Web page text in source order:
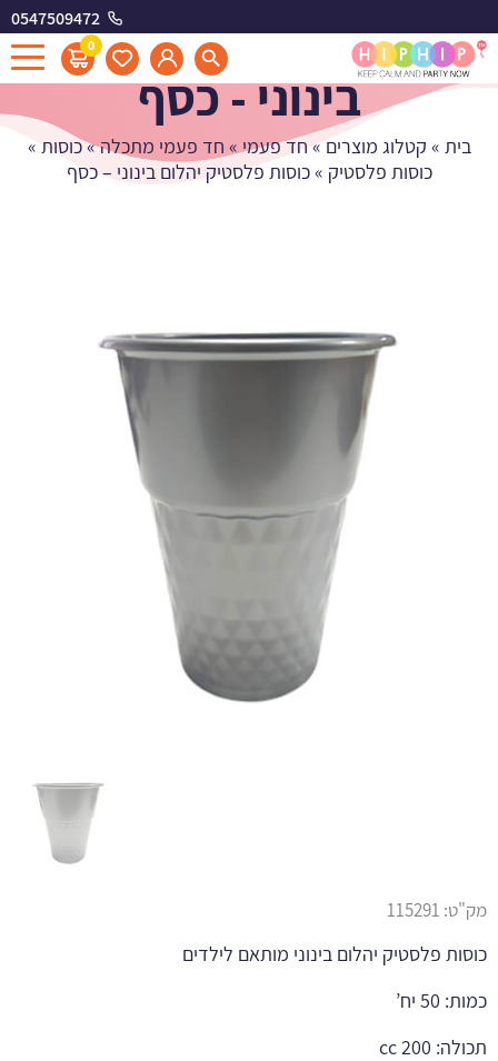
0547509472
0
כוסות פלסטיק יהלום
בינוני - כסף
בית » קטלוג מוצרים » חד פעמי» חד פעמי מתכלה»כוסות »
כוסות פלסטיק »כוסות פלסטיק יהלום בינוני – כסף
מק"ט: 115291
כוסות פלסטיק יהלום בינוני מותאם לילדים
כמות: 50 יח’
תכולה: 200 cc